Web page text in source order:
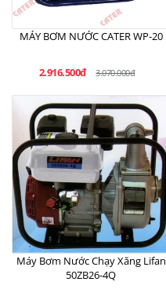
MÁY BƠM NƯỚC CATER WP-20
2.916.500đ 3.070.000đ
Máy Bơm Nước Chạy Xăng Lifan
50ZB26-4Q